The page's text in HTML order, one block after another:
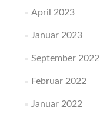
April 2023
Januar 2023
September 2022
Februar 2022
Januar 2022